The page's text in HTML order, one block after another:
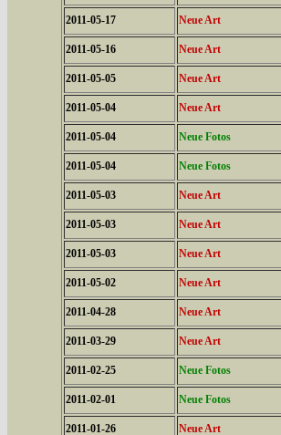
2011-05-17 Neue Art
2011-05-16 Neue Art
2011-05-05 Neue Art
2011-05-04 Neue Art
2011-05-04 Neue Fotos
2011-05-04 Neue Fotos
2011-05-03 Neue Art
2011-05-03 Neue Art
2011-05-03 Neue Art
2011-05-02 Neue Art
2011-04-28 Neue Art
2011-03-29 Neue Art
2011-02-25 Neue Fotos
2011-02-01 Neue Fotos
2011-01-26 Neue Art